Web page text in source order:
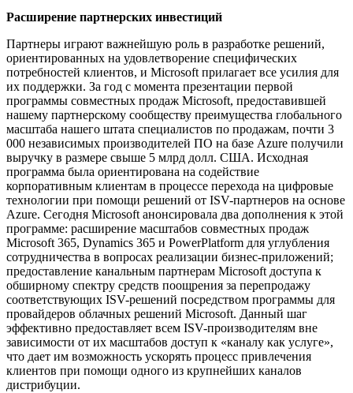
Расширение партнерских инвестиций
Партнеры играют важнейшую роль в разработке решений,
ориентированных на удовлетворение специфических
потребностей клиентов, и Microsoft прилагает все усилия для
их поддержки. За год с момента презентации первой
программы совместных продаж Microsoft, предоставившей
нашему партнерскому сообществу преимущества глобального
масштаба нашего штата специалистов по продажам, почти 3
000 независимых производителей ПО на базе Azure получили
выручку в размере свыше 5 млрд долл. США. Исходная
программа была ориентирована на содействие
корпоративным клиентам в процессе перехода на цифровые
технологии при помощи решений от ISV-партнеров на основе
Azure. Сегодня Microsoft анонсировала два дополнения к этой
программе: расширение масштабов совместных продаж
Microsoft 365, Dynamics 365 и PowerPlatform для углубления
сотрудничества в вопросах реализации бизнес-приложений;
предоставление канальным партнерам Microsoft доступа к
обширному спектру средств поощрения за перепродажу
соответствующих ISV-решений посредством программы для
провайдеров облачных решений Microsoft. Данный шаг
эффективно предоставляет всем ISV-производителям вне
зависимости от их масштабов доступ к «каналу как услуге»,
что дает им возможность ускорять процесс привлечения
клиентов при помощи одного из крупнейших каналов
дистрибуции.